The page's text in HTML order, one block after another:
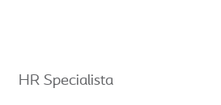
HR Specialista